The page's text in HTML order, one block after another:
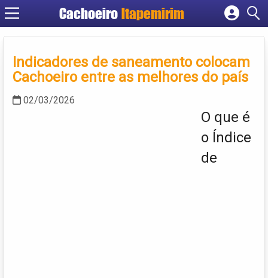
Cachoeiro Itapemirim
Cadastrar empresa
Criar conta
Indicadores de saneamento colocam
Cachoeiro entre as melhores do país
02/03/2026
O que é
o Índice
de